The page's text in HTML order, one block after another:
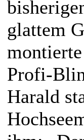
glattem
Profi-
Harald